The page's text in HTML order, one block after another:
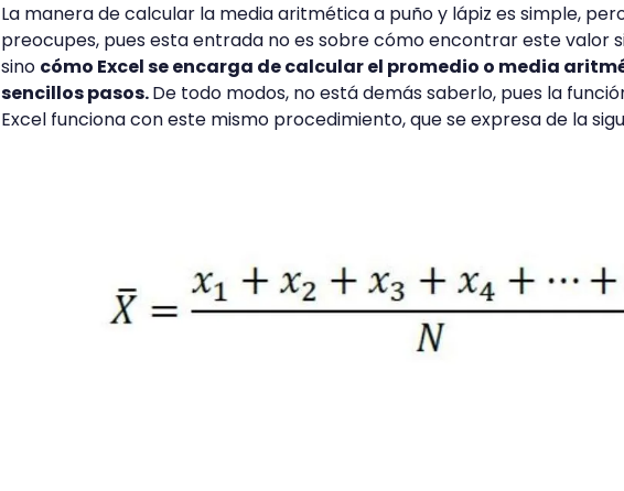
La manera de calcular la media aritmética a puño y lápiz es simple,
preocupes, pues esta entrada no es sobre cómo encontrar este valor
sino cómo Excel se encarga de calcular el promedio o media
sencillos pasos.De todo modos, no está demás saberlo, pues la
Excel funciona con este mismo procedimiento, que se expresa de la